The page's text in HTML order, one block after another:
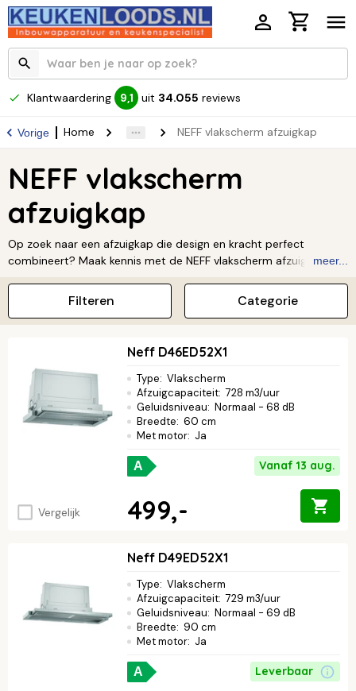
Klantwaardering 9,1 uit 34.055 reviews
Vorige Home NEFF vlakscherm afzuigkap
NEFF vlakscherm
afzuigkap
Op zoek naar een afzuigkap die design en kracht perfect
combineert? Maak kennis met de NEFF vlakscherm afzuigkap!
schuift ze eenvoudig in en uit, wat ze ideaal maakt voor jouw
moderne keuken. Dankzij de slimme technologie van NEFF geniet
je altijd van een frisse, geurvrije kookomgeving. Klaar om de
perfecte match voor jouw keuken te vinden? Ontdek het
assortiment en ervaar zelf het gemak.
meer...
Categorie
Filteren
Vergelijk
Neff D46ED52X1
Type: Vlakscherm
Afzuigcapaciteit: 728 m3/uur
Geluidsniveau: Normaal - 68 dB
Breedte: 60 cm
Met motor: Ja
A Vanaf 13 aug.
499,-
Neff D49ED52X1
Type: Vlakscherm
Afzuigcapaciteit: 729 m3/uur
Geluidsniveau: Normaal - 69 dB
Breedte: 90 cm
Met motor: Ja
A Leverbaar